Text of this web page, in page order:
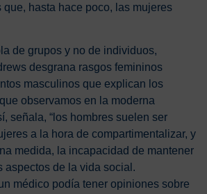
hasta hace poco, las mujeres
de grupos y no de individuos,
desgrana rasgos femininos
masculinos que explican los
observamos en la moderna
señala, “los hombres suelen ser
a la hora de compartimentalizar, y
medida, la incapacidad de mantener
aspectos de la vida social.
médico podía tener opiniones sobre